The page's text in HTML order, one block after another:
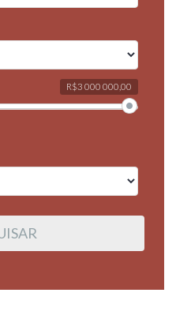
R$3 000 000,00